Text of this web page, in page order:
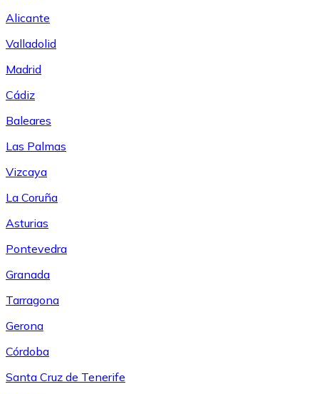
Alicante
Valladolid
Madrid
Cádiz
Baleares
Las Palmas
Vizcaya
La Coruña
Asturias
Pontevedra
Granada
Tarragona
Gerona
Córdoba
Santa Cruz de Tenerife